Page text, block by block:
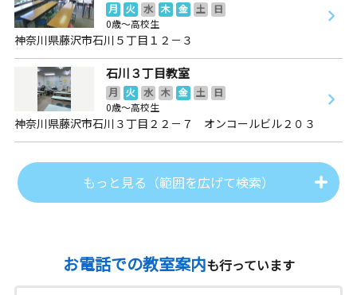
月 火 水 木 金 土
日
0歳～高校生
神奈川県藤沢市石川５丁目１２－３
石川３丁目教室
月 火 水 木 金 土
日
0歳～高校生
神奈川県藤沢市石川３丁目２２－７ オンコールビル２０３
もっと見る（範囲を広げて検索）
お電話での教室案内も行っています